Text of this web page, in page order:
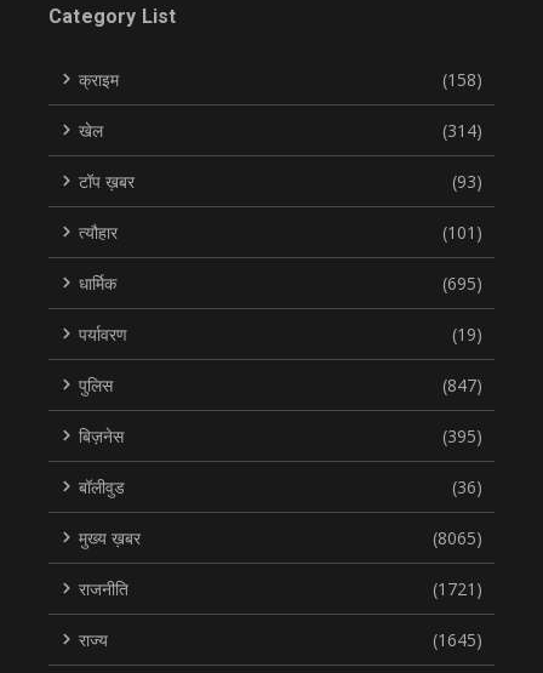
Category List
क्राइम (158)
खेल (314)
टॉप ख़बर (93)
त्यौहार (101)
धार्मिक (695)
पर्यावरण (19)
पुलिस (847)
बिज़नेस (395)
बॉलीवुड (36)
मुख्य ख़बर (8065)
राजनीति (1721)
राज्य (1645)